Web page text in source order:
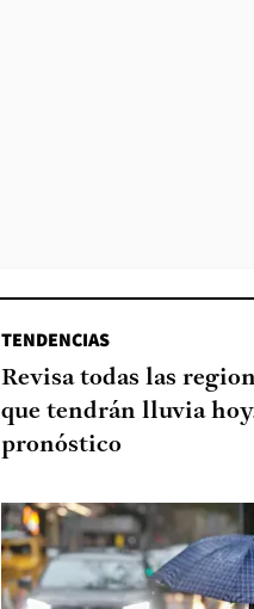
TENDENCIAS
Revisa todas las
que tendrán lluvia
pronóstico